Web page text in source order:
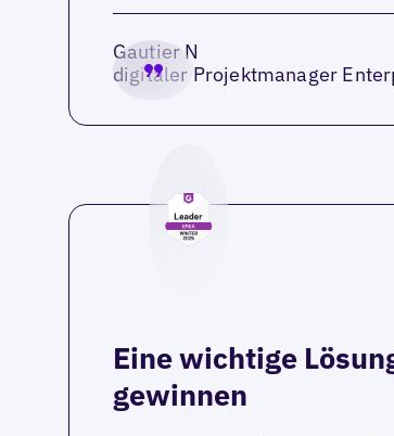
Gautier N
digitaler Projektmanager
Eine wichtige
gewinnen